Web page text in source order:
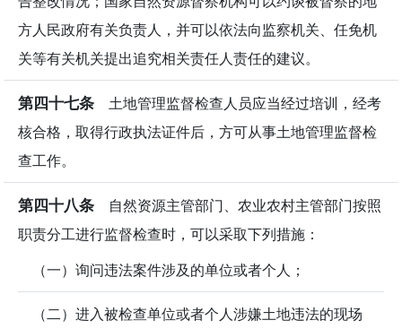
方人民政府有关负责人，并可以依法向监察机关、任免机
关等有关机关提出追究相关责任人责任的建议。
第四十七条 土地管理监督检查人员应当经过培训，经考
核合格，取得行政执法证件后，方可从事土地管理监督检
查工作。
第四十八条 自然资源主管部门、农业农村主管部门按照
职责分工进行监督检查时，可以采取下列措施：
（一）询问违法案件涉及的单位或者个人；
（二）进入被检查单位或者个人涉嫌土地违法的现场